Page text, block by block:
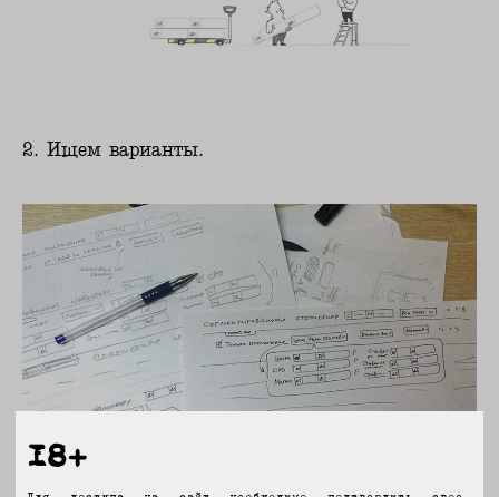
2. Ищем варианты.
18+